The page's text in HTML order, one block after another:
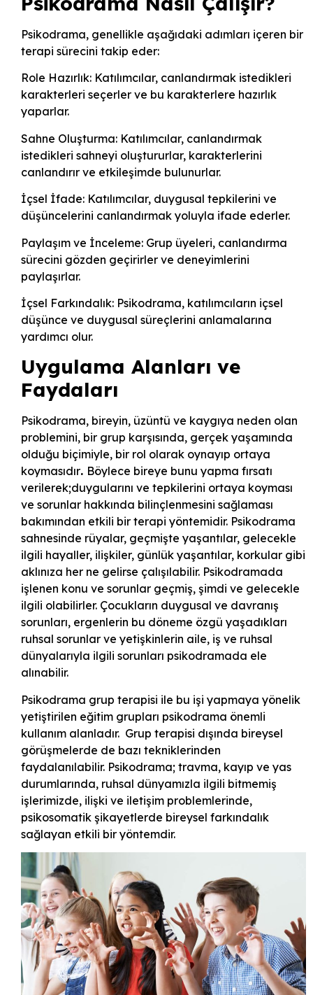
Psikodrama, genellikle aşağıdaki adımları içeren bir
terapi sürecini takip eder:
Role Hazırlık: Katılımcılar, canlandırmak istedikleri
karakterleri seçerler ve bu karakterlere hazırlık
yaparlar.
Sahne Oluşturma: Katılımcılar, canlandırmak
istedikleri sahneyi oluştururlar, karakterlerini
canlandırır ve etkileşimde bulunurlar.
İçsel İfade: Katılımcılar, duygusal tepkilerini ve
düşüncelerini canlandırmak yoluyla ifade ederler.
Paylaşım ve İnceleme: Grup üyeleri, canlandırma
sürecini gözden geçirirler ve deneyimlerini
paylaşırlar.
İçsel Farkındalık: Psikodrama, katılımcıların içsel
düşünce ve duygusal süreçlerini anlamalarına
yardımcı olur.
Uygulama Alanları ve
Faydaları
Psikodrama, bireyin, üzüntü ve kaygıya neden olan
problemini, bir grup karşısında, gerçek yaşamında
olduğu biçimiyle, bir rol olarak oynayıp ortaya
koymasıdır. Böylece bireye bunu yapma fırsatı
verilerek;duygularını ve tepkilerini ortaya koyması
ve sorunlar hakkında bilinçlenmesini sağlaması
bakımından etkili bir terapi yöntemidir. Psikodrama
sahnesinde rüyalar, geçmişte yaşantılar, gelecekle
ilgili hayaller, ilişkiler, günlük yaşantılar, korkular gibi
aklınıza her ne gelirse çalışılabilir. Psikodramada
işlenen konu ve sorunlar geçmiş, şimdi ve gelecekle
ilgili olabilirler. Çocukların duygusal ve davranış
sorunları, ergenlerin bu döneme özgü yaşadıkları
ruhsal sorunlar ve yetişkinlerin aile, iş ve ruhsal
dünyalarıyla ilgili sorunları psikodramada ele
alınabilir.
Psikodrama grup terapisi ile bu işi yapmaya yönelik
yetiştirilen eğitim grupları psikodrama önemli
kullanım alanladır. Grup terapisi dışında bireysel
görüşmelerde de bazı tekniklerinden
faydalanılabilir. Psikodrama; travma, kayıp ve yas
durumlarında, ruhsal dünyamızla ilgili bitmemiş
işlerimizde, ilişki ve iletişim problemlerinde,
psikosomatik şikayetlerde bireysel farkındalık
sağlayan etkili bir yöntemdir.